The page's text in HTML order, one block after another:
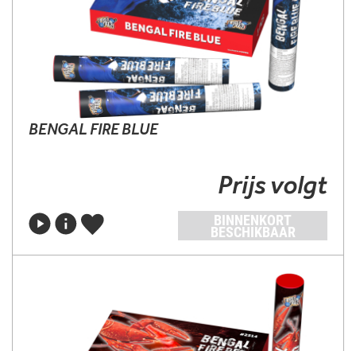
BENGAL FIRE BLUE
Prijs volgt
BINNENKORT
BESCHIKBAAR